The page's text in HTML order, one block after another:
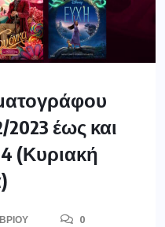
έως και
(Κυριακή
0